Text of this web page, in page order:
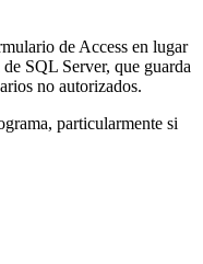
de Access en lugar
SQL Server, que guarda
no autorizados.
particularmente si